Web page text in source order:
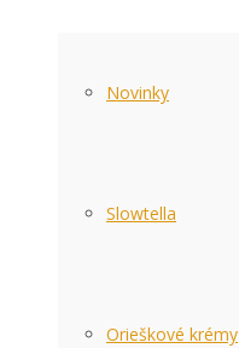
Novinky
Slowtella
Orieškové krémy